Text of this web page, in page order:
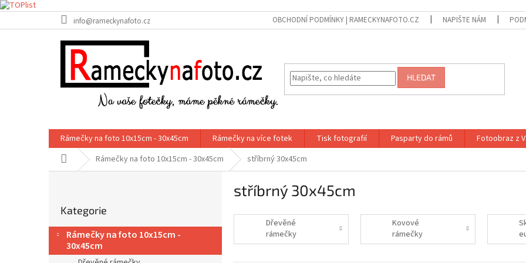
na
info@rameckynafoto.cz OBCHODNÍ PODMÍNKY | RAMECKYNAFOTO.CZ NAPIŠTE NÁM
HLEDAT
Rámečky na foto 10x15cm - 30x45cm Rámečky na více fotek Tisk fotografií Pasparty do rámů Fotoobraz z
Domů Rámečky na foto 10x15cm - 30x45cm stříbrný 30x45cm
r
n
kategorie
Kategorie
Rámečky na foto 10x15cm -
30x45cm
stříbrný 30x45cm
Dřevěné
rámečky
Kovové
rámečky